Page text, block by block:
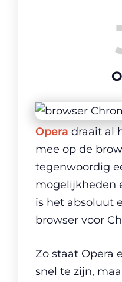
Opera draait al
mee op de
tegenwoordig
mogelijkheden
is het absoluut
browser voor
Zo staat Opera
snel te zijn,